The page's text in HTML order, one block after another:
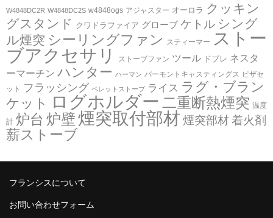
W4848DC2R W4848DC2S w4848ogs アジャスター オーロラ クッキン
グスタンド クワドラファイア グローブ ケトル シング
ル煙突 シーリングファン スティーマー
ストー
ブアクセサリ
ストーブファン ツール ドブレ ネスタ
ーマーチン ハンター ハーマン バーモントキャスティングス ピザセ
ット
フラッシング ペレットストーブ ライス ラグ・ブラン
ケット
ログホルダー 二重断熱煙突 温度
計 炉台 炉壁煙突取付部材 煙突部材着火剤
薪ストーブ
フランシスについて
お問い合わせフォーム